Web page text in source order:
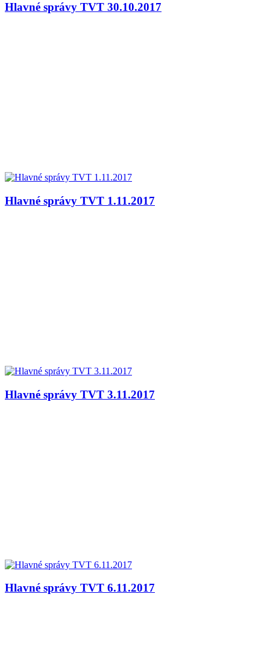
Hlavné správy TVT 30.10.2017
Hlavné správy TVT 1.11.2017
Hlavné správy TVT 3.11.2017
Hlavné správy TVT 6.11.2017